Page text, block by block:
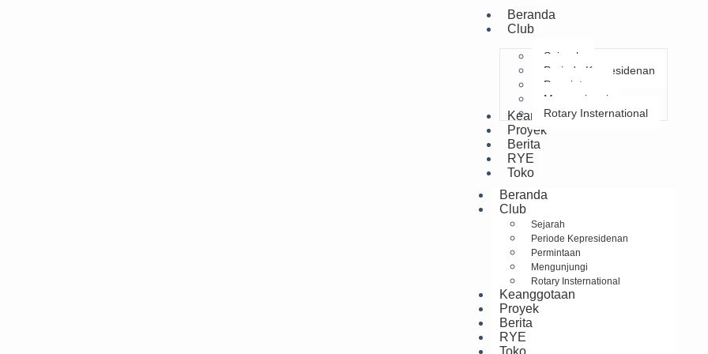
Beranda
Club
Sejarah
Periode Kepresidenan
Permintaan
Mengunjungi
Rotary Insternational
Keanggotaan
Proyek
Berita
RYE
Toko
Beranda
Club
Sejarah
Periode Kepresidenan
Permintaan
Mengunjungi
Rotary Insternational
Keanggotaan
Proyek
Berita
RYE
Toko